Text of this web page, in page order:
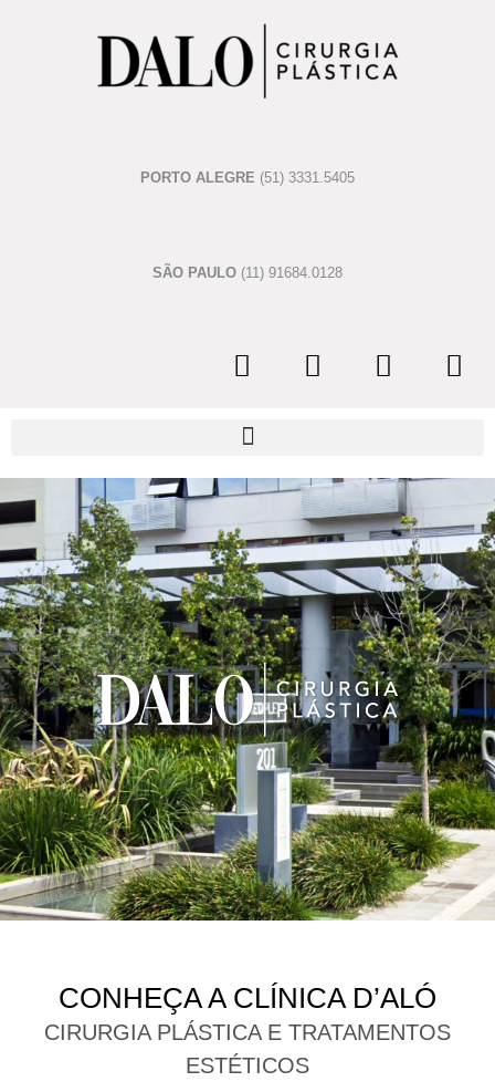
PORTO ALEGRE (51) 3331.5405
SÃO PAULO (11) 91684.0128
CONHEÇA A CLÍNICA D’ALÓ
CIRURGIA PLÁSTICA E TRATAMENTOS
ESTÉTICOS